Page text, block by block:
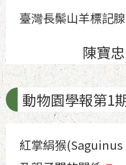
臺灣長鬃山羊標記
陳寶
動物園學報第1
紅掌絹猴